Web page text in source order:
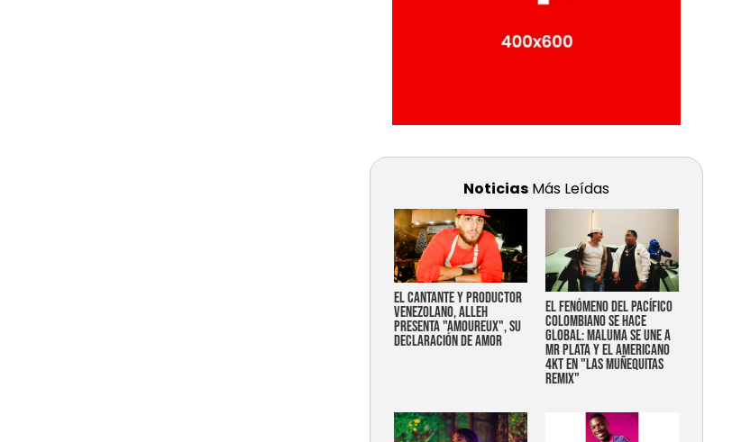
Noticias Más Leídas
EL CANTANTE Y PRODUCTOR
VENEZOLANO, ALLEH
PRESENTA "AMOUREUX", SU
DECLARACIÓN DE AMOR
EL FENÓMENO DEL PACÍFICO
COLOMBIANO SE HACE
GLOBAL: MALUMA SE UNE A
MR PLATA Y EL AMERICANO
4KT EN "LAS MUÑEQUITAS
REMIX"